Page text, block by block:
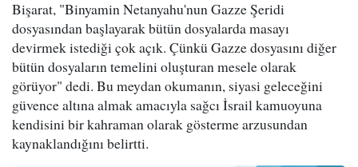
Bişarat, "Binyamin Netanyahu'nun Gazze Şeridi
dosyasından başlayarak bütün dosyalarda masayı
devirmek istediği çok açık. Çünkü Gazze dosyasını diğer
bütün dosyaların temelini oluşturan mesele olarak
görüyor" dedi. Bu meydan okumanın, siyasi geleceğini
güvence altına almak amacıyla sağcı İsrail kamuoyuna
kendisini bir kahraman olarak gösterme arzusundan
kaynaklandığını belirtti.